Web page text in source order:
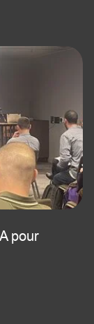
pour